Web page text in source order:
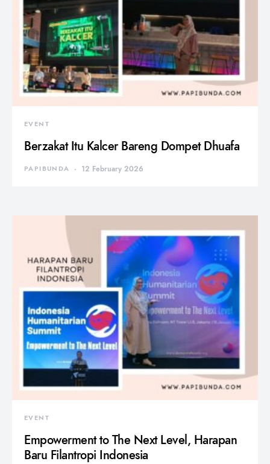
EVENT
Berzakat Itu Kalcer Bareng Dompet Dhuafa
PAPIBUNDA 12 February 2026
EVENT
Empowerment to The Next Level, Harapan
Baru Filantropi Indonesia